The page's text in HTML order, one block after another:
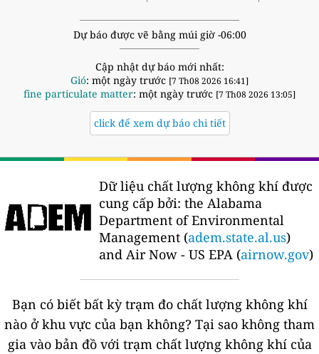
Dự báo được vẽ bằng múi giờ -06:00
Cập nhật dự báo mới nhất:
Gió: một ngày trước [7 Th08 2026 16:41]
fine particulate matter: một ngày trước [7 Th08 2026 13:05]
click để xem dự báo chi tiết
Dữ liệu chất lượng không khí được
cung cấp bởi: the Alabama
Department of Environmental
Management (adem.state.al.us)
and Air Now - US EPA (airnow.gov)
Bạn có biết bất kỳ trạm đo chất lượng không khí
nào ở khu vực của bạn không? Tại sao không tham
gia vào bản đồ với trạm chất lượng không khí của